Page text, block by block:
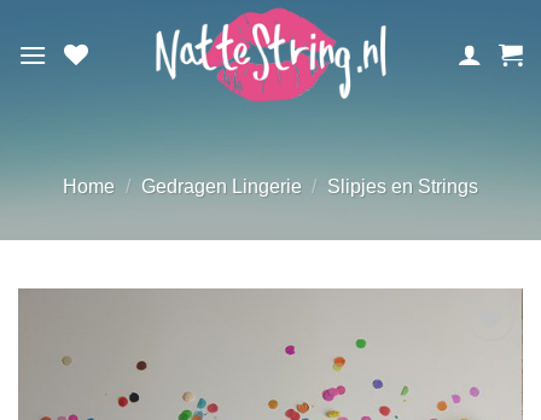
naar
Home / Gedragen Lingerie / Slipjes en Strings
verlanglijst
toevoegen